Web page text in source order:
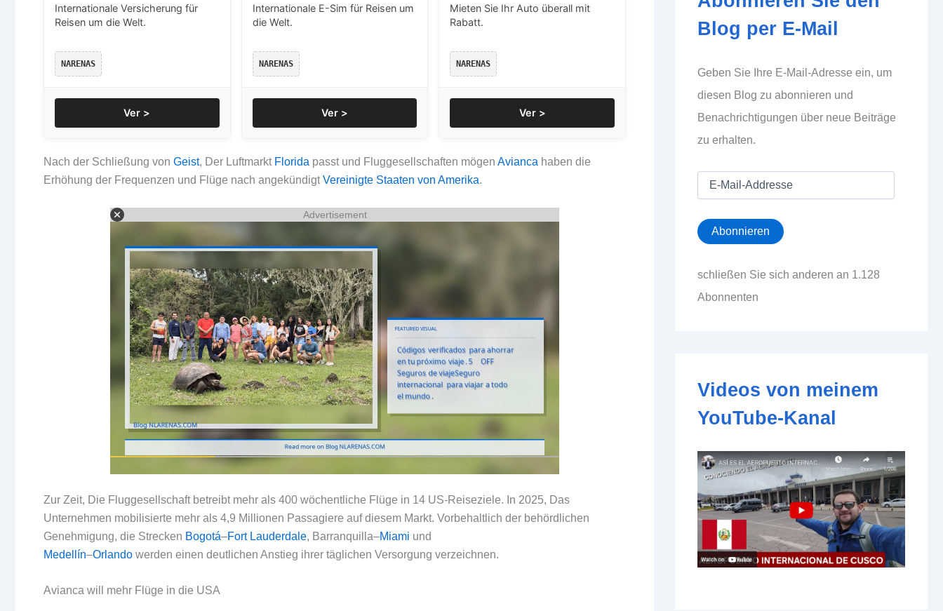
Internationale Versicherung für
Reisen um die Welt.
NARENAS
Ver >
Internationale E-Sim für Reisen um
die Welt.
NARENAS
Ver >
Mieten Sie Ihr Auto überall mit
Rabatt.
NARENAS
Ver >
Nach der Schließung von Geist, Der Luftmarkt Florida passt und Fluggesellschaften mögen Avianca haben die
Erhöhung der Frequenzen und Flüge nach angekündigtVereinigte Staaten von Amerika.
Advertisement
Zur Zeit, Die Fluggesellschaft betreibt mehr als 400 wöchentliche Flüge in 14 US-Reiseziele. In 2025, Das
Unternehmen mobilisierte mehr als 4,9 Millionen Passagiere auf diesem Markt. Vorbehaltlich der behördlichen
Genehmigung, die Strecken Bogotá–Fort Lauderdale, Barranquilla–Miami und
Medellín–Orlando werden einen deutlichen Anstieg ihrer täglichen Versorgung verzeichnen.
Avianca will mehr Flüge in die USA
Blog per E-Mail
Geben Sie Ihre E-Mail-Adresse ein, um
diesen Blog zu abonnieren und
Benachrichtigungen über neue Beiträge
zu erhalten.
a
i
A
d
Abonnieren
schließen Sie sich anderen an 1.128
Abonnenten
Videos von meinem
YouTube-Kanal